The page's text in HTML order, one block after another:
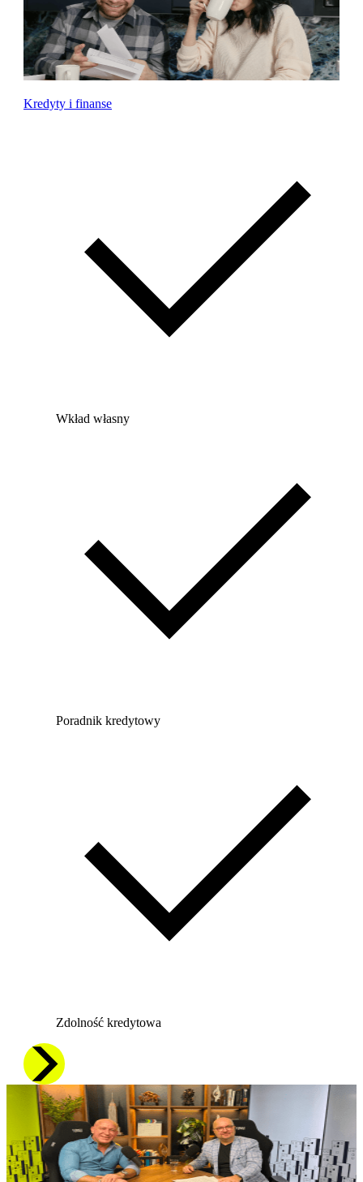
Kredyty i finanse
Wkład własny
Poradnik kredytowy
Zdolność kredytowa